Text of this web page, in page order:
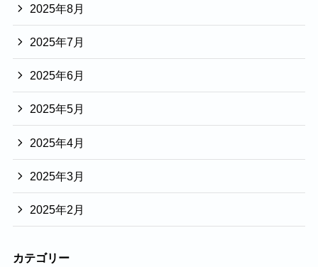
2025年8月
2025年7月
2025年6月
2025年5月
2025年4月
2025年3月
2025年2月
カテゴリー